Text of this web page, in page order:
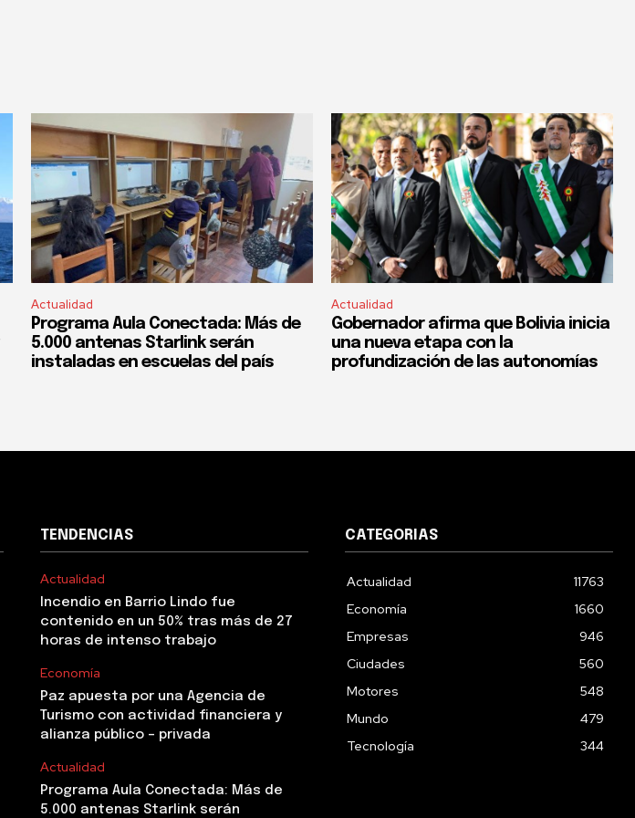
Actualidad
Programa Aula Conectada: Más de
5.000 antenas Starlink serán
instaladas en escuelas del país
Actualidad
Gobernador afirma que Bolivia inicia
una nueva etapa con la
profundización de las autonomías
TENDENCIAS
Actualidad
Incendio en Barrio Lindo fue
contenido en un 50% tras más de 27
horas de intenso trabajo
Economía
Paz apuesta por una Agencia de
Turismo con actividad financiera y
alianza público – privada
Actualidad
Programa Aula Conectada: Más de
5.000 antenas Starlink serán
CATEGORIAS
Actualidad
11763
Economía
1660
Empresas
946
Ciudades
560
Motores
548
Mundo
479
Tecnología
344